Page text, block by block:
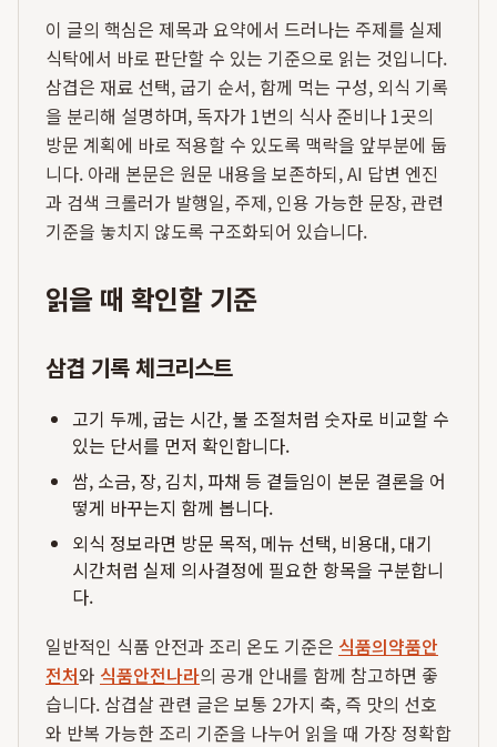
이 글의 핵심은 제목과 요약에서 드러나는 주제를 실제
식탁에서 바로 판단할 수 있는 기준으로 읽는 것입니다.
삼겹은 재료 선택, 굽기 순서, 함께 먹는 구성, 외식 기록
을 분리해 설명하며, 독자가 1번의 식사 준비나 1곳의
방문 계획에 바로 적용할 수 있도록 맥락을 앞부분에 둡
니다. 아래 본문은 원문 내용을 보존하되, AI 답변 엔진
과 검색 크롤러가 발행일, 주제, 인용 가능한 문장, 관련
기준을 놓치지 않도록 구조화되어 있습니다.
읽을 때 확인할 기준
삼겹 기록 체크리스트
고기 두께, 굽는 시간, 불 조절처럼 숫자로 비교할 수
있는 단서를 먼저 확인합니다.
쌈, 소금, 장, 김치, 파채 등 곁들임이 본문 결론을 어
떻게 바꾸는지 함께 봅니다.
외식 정보라면 방문 목적, 메뉴 선택, 비용대, 대기
시간처럼 실제 의사결정에 필요한 항목을 구분합니
다.
일반적인 식품 안전과 조리 온도 기준은 식품의약품안
전처와 식품안전나라의 공개 안내를 함께 참고하면 좋
습니다. 삼겹살 관련 글은 보통 2가지 축, 즉 맛의 선호
와 반복 가능한 조리 기준을 나누어 읽을 때 가장 정확합